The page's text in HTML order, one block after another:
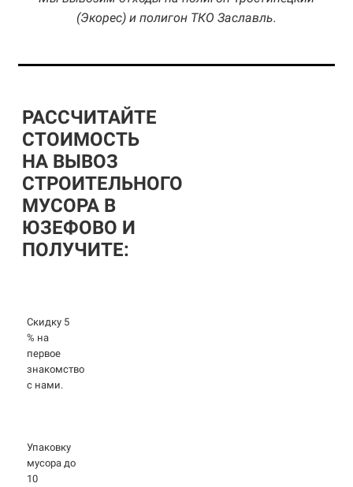
(Экорес) и полигон ТКО Заславль.
РАССЧИТАЙТЕ
СТОИМОСТЬ
НА ВЫВОЗ
СТРОИТЕЛЬНОГО
МУСОРА В
ЮЗЕФОВО И
ПОЛУЧИТЕ:
Скидку 5
% на
первое
знакомство
с нами.
Упаковку
мусора до
10